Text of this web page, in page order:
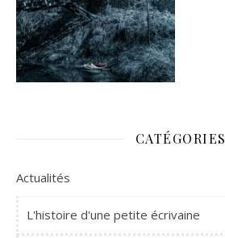
CATÉGORIES
Actualités
L'histoire d'une petite écrivaine